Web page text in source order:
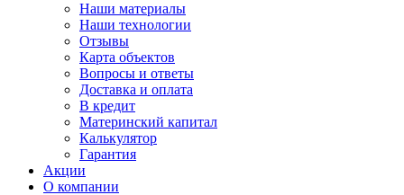
Наши материалы
Наши технологии
Отзывы
Карта объектов
Вопросы и ответы
Доставка и оплата
В кредит
Материнский капитал
Калькулятор
Гарантия
Акции
О компании